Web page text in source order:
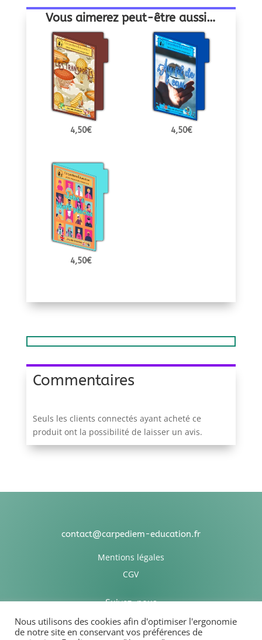
Vous aimerez peut-être aussi…
4,50€ 4,50€
4,50€
Commentaires
Seuls les clients connectés ayant acheté ce
produit ont la possibilité de laisser un avis.
contact@carpediem-education.fr
Mentions légales
CGV
Suivez-nous
Nous utilisons des cookies afin d'optimiser l'ergonomie
de notre site en conservant vos préférences de